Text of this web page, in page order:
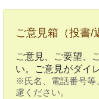
ご意見箱（投書/
ご意見、ご要望、
い。ご意見がダイ
※氏名、電話番号等
慮ください。